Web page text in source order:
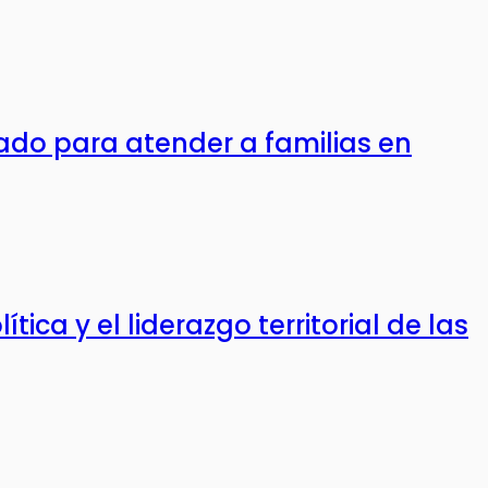
para atender a familias en
y el liderazgo territorial de las